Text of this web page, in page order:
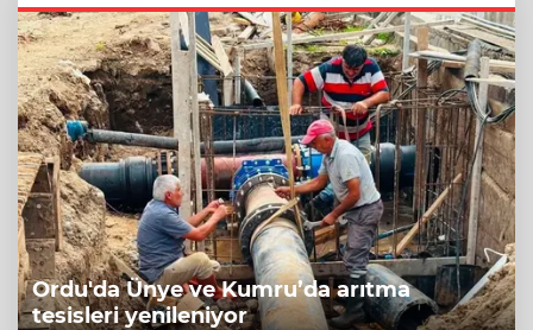
Ordu'da Ünye ve Kumru’da arıtma
tesisleri yenileniyor